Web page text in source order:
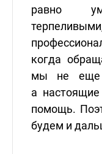
равно
когда
мы не еще
а
помощь.
будем и